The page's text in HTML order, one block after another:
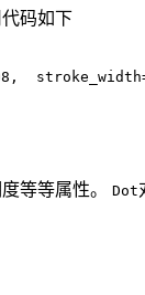
码如下
等等属性。 Dot